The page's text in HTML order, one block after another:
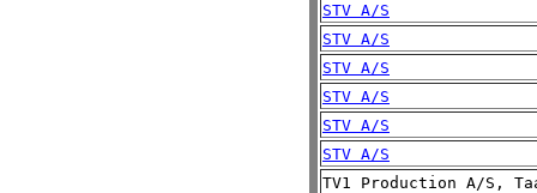
STV A/S
STV A/S
STV A/S
STV A/S
STV A/S
STV A/S
TV1 Production A/S,